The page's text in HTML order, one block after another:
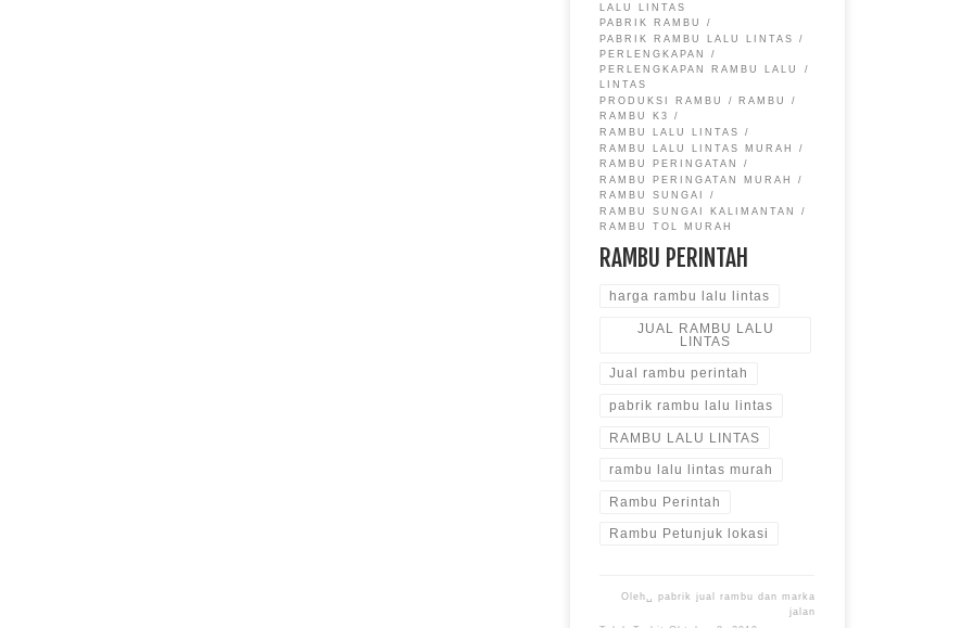
LALU LINTAS
PABRIK RAMBU
PABRIK RAMBU LALU LINTAS
PERLENGKAPAN
PERLENGKAPAN RAMBU LALU
LINTAS
PRODUKSI RAMBU
RAMBU
RAMBU K3
RAMBU LALU LINTAS
RAMBU LALU LINTAS MURAH
RAMBU PERINGATAN
RAMBU PERINGATAN MURAH
RAMBU SUNGAI
RAMBU SUNGAI KALIMANTAN
RAMBU TOL MURAH
RAMBU PERINTAH
harga rambu lalu lintas
JUAL RAMBU LALU
LINTAS
Jual rambu perintah
pabrik rambu lalu lintas
RAMBU LALU LINTAS
rambu lalu lintas murah
Rambu Perintah
Rambu Petunjuk lokasi
Oleh␣ pabrik jual rambu dan marka
jalan